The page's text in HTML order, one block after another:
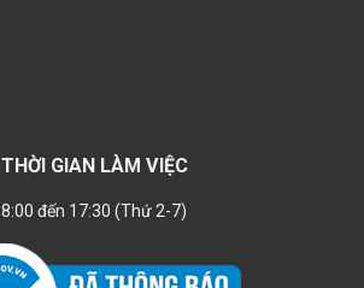
THỜI GIAN LÀM VIỆC
8:00 đến 17:30 (Thứ 2-7)